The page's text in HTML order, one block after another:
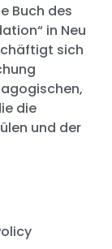
Buch des
in Neu
sich
die
und der